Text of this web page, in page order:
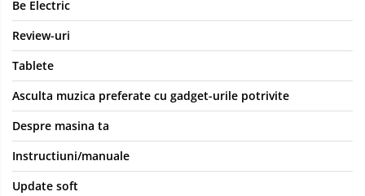
Be Electric
Review-uri
Tablete
Asculta muzica preferate cu gadget-urile potrivite
Despre masina ta
Instructiuni/manuale
Update soft